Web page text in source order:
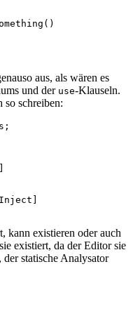
aus, als wären es
und der use-Klauseln.
so schreiben:
kann existieren oder auch
existiert, da der Editor sie
statische Analysator